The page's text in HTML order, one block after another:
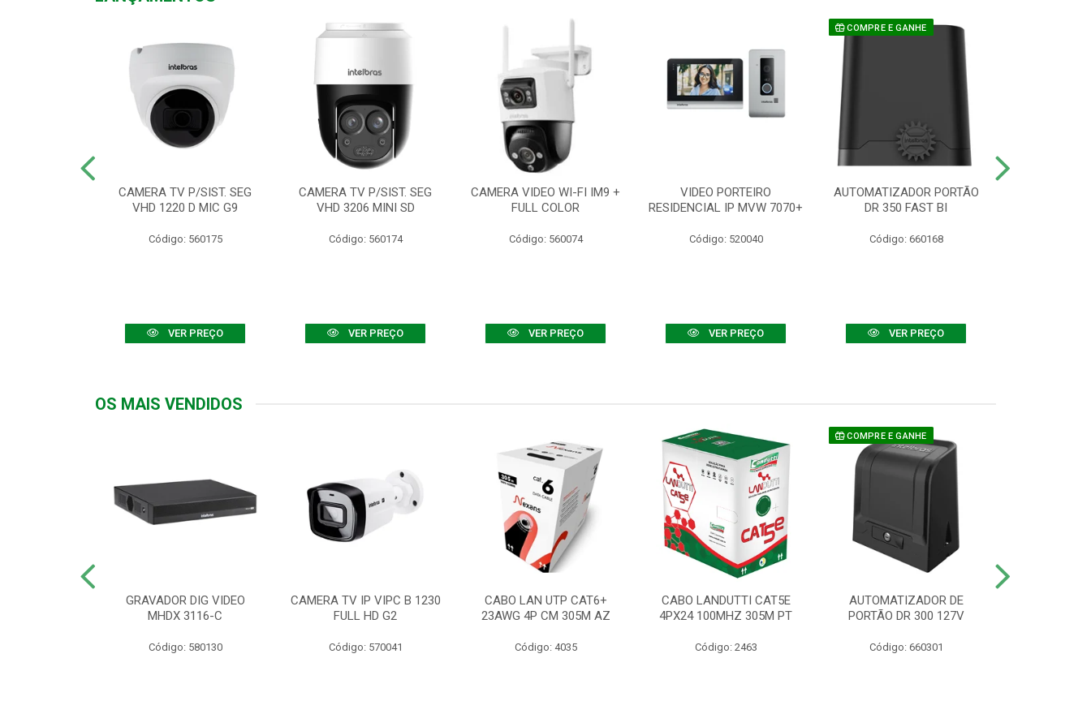
CAMERA TV P/SIST. SEG
VHD 1220 D MIC G9
Código: 560175
VER PREÇO
CAMERA TV P/SIST. SEG
VHD 3206 MINI SD
Código: 560174
VER PREÇO
CAMERA VIDEO WI-FI IM9 +
FULL COLOR
Código: 560074
VER PREÇO
VIDEO PORTEIRO
RESIDENCIAL IP MVW 7070+
Código: 520040
VER PREÇO
COMPRE E GANHE
AUTOMATIZADOR PORTÃO
DR 350 FAST BI
Código: 660168
VER PREÇO
OS MAIS VENDIDOS
GRAVADOR DIG VIDEO
MHDX 3116-C
Código: 580130
CAMERA TV IP VIPC B 1230
FULL HD G2
Código: 570041
CABO LAN UTP CAT6+
23AWG 4P CM 305M AZ
Código: 4035
CABO LANDUTTI CAT5E
4PX24 100MHZ 305M PT
Código: 2463
COMPRE E GANHE
AUTOMATIZADOR DE
PORTÃO DR 300 127V
Código: 660301